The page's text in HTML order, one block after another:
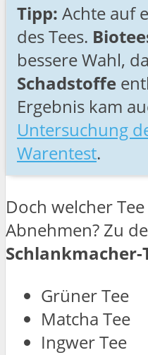
Tipp: Achte auf
des Tees.
bessere Wahl,
Schadstoffe
Ergebnis kam
Untersuchung
Warentest.
Doch welcher
Abnehmen? Zu
Schlankmacher-
Grüner Tee
Matcha Tee
Ingwer Tee